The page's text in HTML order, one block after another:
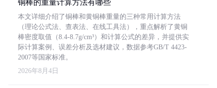
铜棒的重量计算方法有哪些
本文详细介绍了铜棒和黄铜棒重量的三种常用计算方法
（理论公式法、查表法、在线工具法），重点解析了黄铜
棒密度取值（8.4-8.7g/cm³）和计算公式的差异，并提供实
际计算案例、误差分析及选材建议，数据参考GB/T 4423-
2007等国家标准。
2026年8月4日